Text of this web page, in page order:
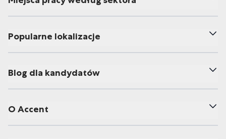
Popularne lokalizacje
Blog dla kandydatów
O Accent